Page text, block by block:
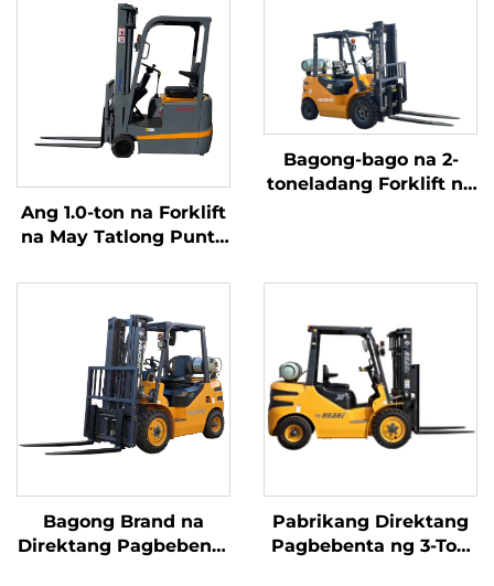
Ang 1.0-ton na Forklift
na May Tatlong Punto
Battery at May
na Ginawa sa Tsina ay
may Makatwirang
Presyo
Bagong-bago na 2-
toneladang Forklift na
kayang presyo
Bagong Brand na
Direktang Pagbebenta
Pabrikang Direktang
Pagbebenta ng 3-Ton